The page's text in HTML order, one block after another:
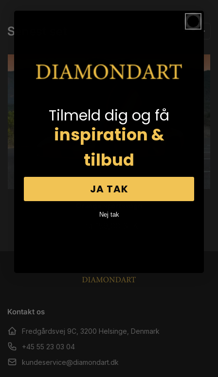
Senest set
Kontakt os
Fredgårdsvej 9C, 3200 Helsinge, Denmark
+45 55 23 03 04
kundeservice@diamondart.dk
Tilmeld dig og få
inspiration &
tilbud
JA TAK
Nej tak